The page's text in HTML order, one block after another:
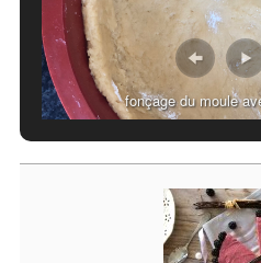
fonçage du moule